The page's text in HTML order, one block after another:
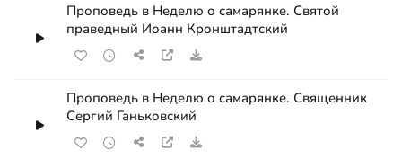
Проповедь в Неделю о самарянке. Святой
праведный Иоанн Кронштадтский
Проповедь в Неделю о самарянке. Священник
Сергий Ганьковский